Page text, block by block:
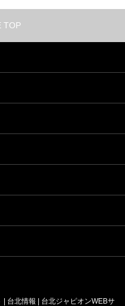
TOP
| 台北情報 | 台北ジャピオンWEBサ